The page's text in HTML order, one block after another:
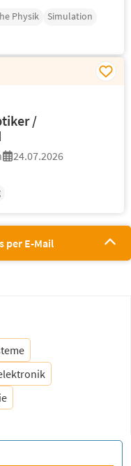
Physik
Simulation
/
24.07.2026
per E-Mail